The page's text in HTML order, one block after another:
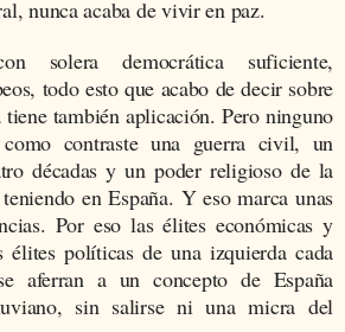
nunca acaba de vivir en paz.
solera democrática suficiente,
todo esto que acabo de decir sobre
también aplicación. Pero ninguno
con­traste una guerra civil, un
décadas y un poder religioso de la
en España. Y eso marca unas
Por eso las élites econó­micas y
élites políticas de una izquierda cada
aferran a un concepto de España
sin salirse ni una micra del